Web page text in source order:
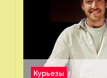
Курьезы